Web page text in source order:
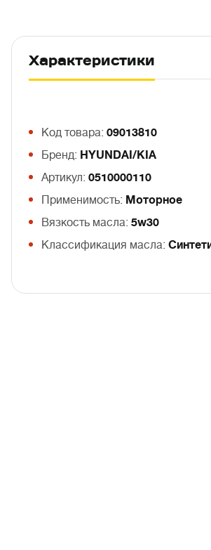
Характеристики
Код товара: 09013810
Бренд: HYUNDAI/KIA
Артикул: 0510000110
Применимость: Моторное
Вязкость масла: 5w30
Классификация масла: